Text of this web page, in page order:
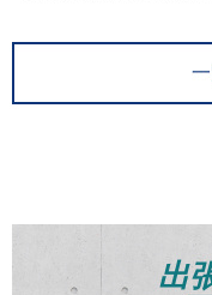
出